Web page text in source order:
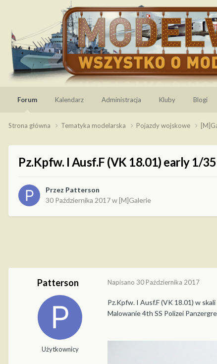
Forum Kalendarz Administracja Kluby Blogi
Strona główna Tematyka modelarska Pojazdy wojskowe
Pz.Kpfw. I Ausf.F (VK 18.01) early 1/
Przez Patterson
30 Października 2017w[M]Galerie
Patterson
Użytkownicy
Napisano 30 Października 2017
Pz.Kpfw. I Ausf.F (VK 18.01) w
Malowanie 4th SS Polizei